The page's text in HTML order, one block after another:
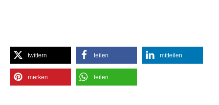
twittern teilen mitteilen
merken teilen